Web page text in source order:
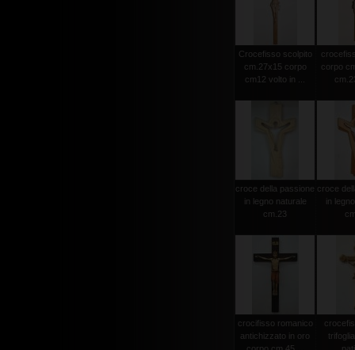
Crocefisso scolpito
cm.27x15 corpo
cm12 volto in ...
corpo
croce della passione
in legno naturale
cm.23
croce
in
crocifisso romanico
antichizzato in oro